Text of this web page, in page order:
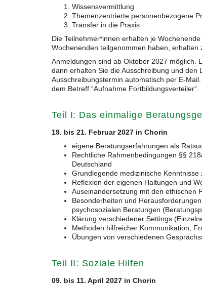
Wissensvermittlung
Themenzentrierte personenbezogene
Transfer in die Praxis
Die Teilnehmer*innen erhalten je
Wochenenden teilgenommen haben, erhalten
Anmeldungen sind ab Oktober 2027 möglich.
dann erhalten Sie die Ausschreibung und den
Ausschreibungstermin automatisch per E-
dem Betreff “Aufnahme Fortbildungsverteiler“.
Teil I: Das einmalige
19. bis 21. Februar 2027 in Chorin
eigene Beratungserfahrungen als
Rechtliche Rahmenbedingungen §§
Deutschland
Grundlegende medizinische
Reflexion der eigenen Haltungen und
Auseinandersetzung mit den ethischen
Besonderheiten und
psychosozialen Beratungen
Klärung verschiedener Settings
Methoden hilfreicher Kommunikation,
Übungen von verschiedenen
Teil II: Soziale Hilfen
09. bis 11. April 2027 in Chorin